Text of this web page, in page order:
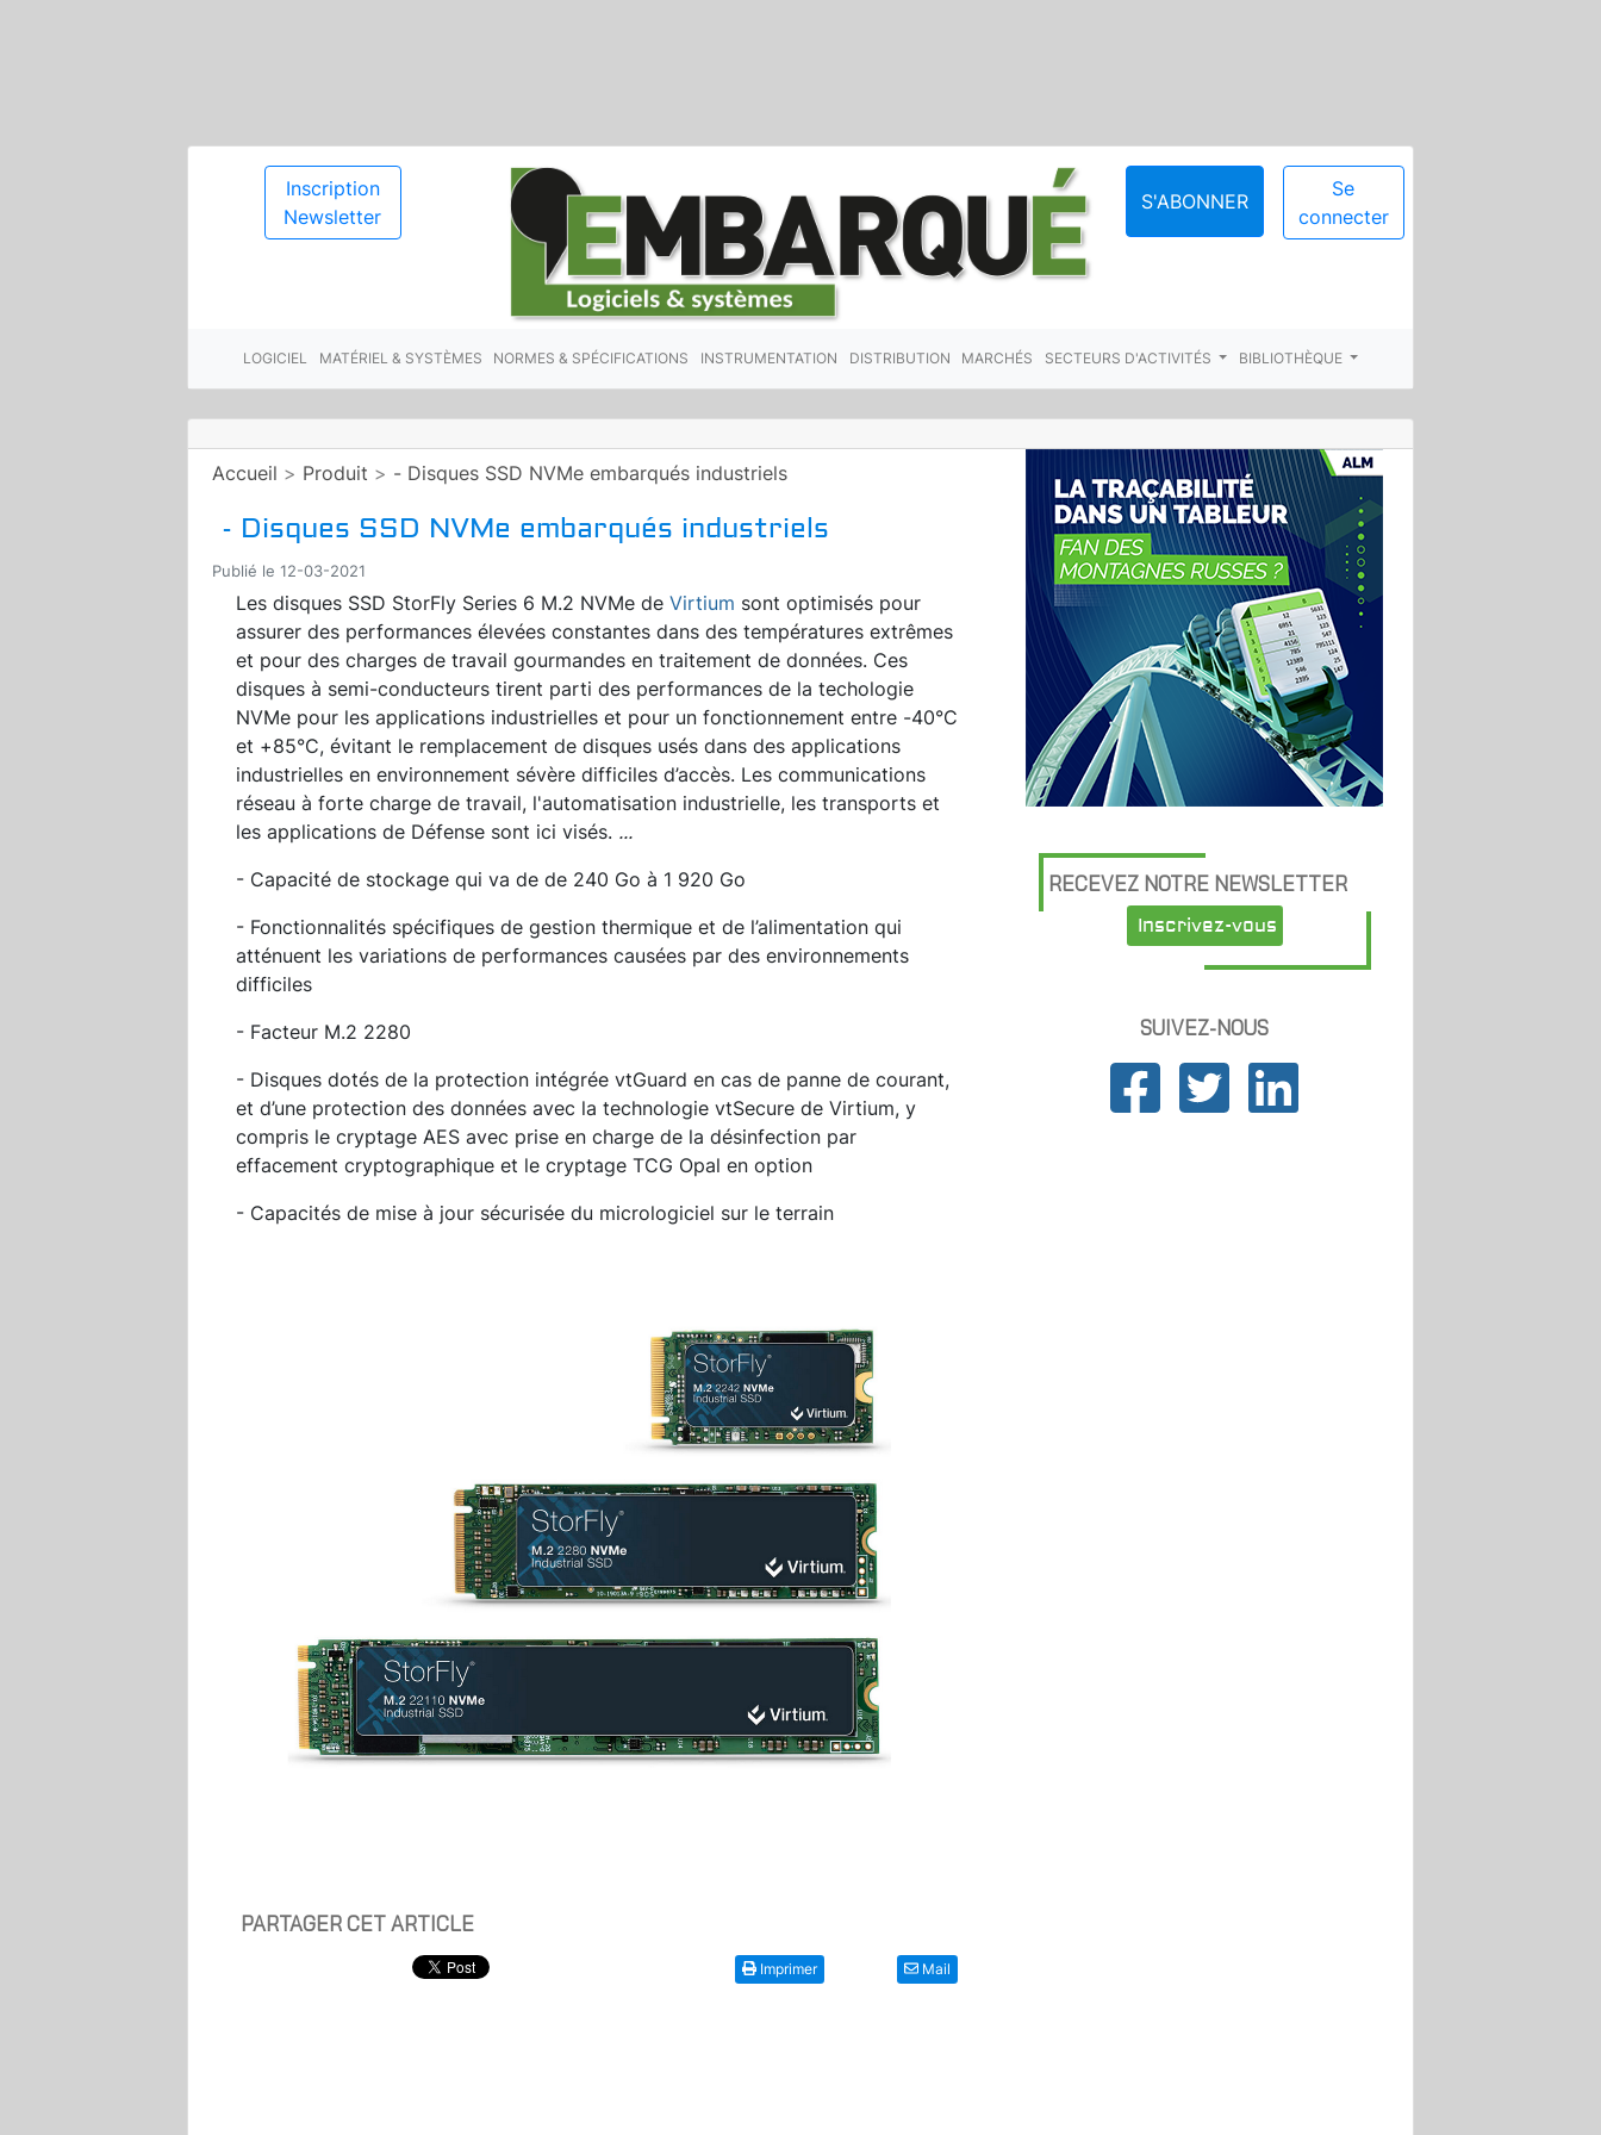
Inscription
Newsletter
S'ABONNER
Se
connecter
LOGICIEL MATÉRIEL & SYSTÈMES NORMES & SPÉCIFICATIONS INSTRUMENTATION DISTRIBUTION MARCHÉS SECTEURS D'ACTIVITÉS BIBLIOTHÈQUE
Accueil > Produit > - Disques SSD NVMe embarqués industriels
- Disques SSD NVMe embarqués industriels
Publié le 12-03-2021
Les disques SSD StorFly Series 6 M.2 NVMe de Virtium sont optimisés pour
assurer des performances élevées constantes dans des températures extrêmes
et pour des charges de travail gourmandes en traitement de données. Ces
disques à semi-conducteurs tirent parti des performances de la techologie
NVMe pour les applications industrielles et pour un fonctionnement entre -40°C
et +85°C, évitant le remplacement de disques usés dans des applications
industrielles en environnement sévère difficiles d’accès. Les communications
réseau à forte charge de travail, l'automatisation industrielle, les transports et
les applications de Défense sont ici visés. ...
- Capacité de stockage qui va de de 240 Go à 1 920 Go
- Fonctionnalités spécifiques de gestion thermique et de l’alimentation qui
atténuent les variations de performances causées par des environnements
difficiles
- Facteur M.2 2280
- Disques dotés de la protection intégrée vtGuard en cas de panne de courant,
et d’une protection des données avec la technologie vtSecure de Virtium, y
compris le cryptage AES avec prise en charge de la désinfection par
effacement cryptographique et le cryptage TCG Opal en option
- Capacités de mise à jour sécurisée du micrologiciel sur le terrain
PARTAGER CET ARTICLE
Imprimer Mail
RECEVEZ NOTRE NEWSLETTER
Inscrivez-vous
SUIVEZ-NOUS